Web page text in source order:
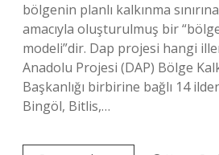
bölgenin planlı kalkınma
amacıyla oluşturulmuş bir
modeli”dir. Dap projesi hangi
Anadolu Projesi (DAP) Bölge
Başkanlığı birbirine bağlı 14
Bingöl, Bitlis,…